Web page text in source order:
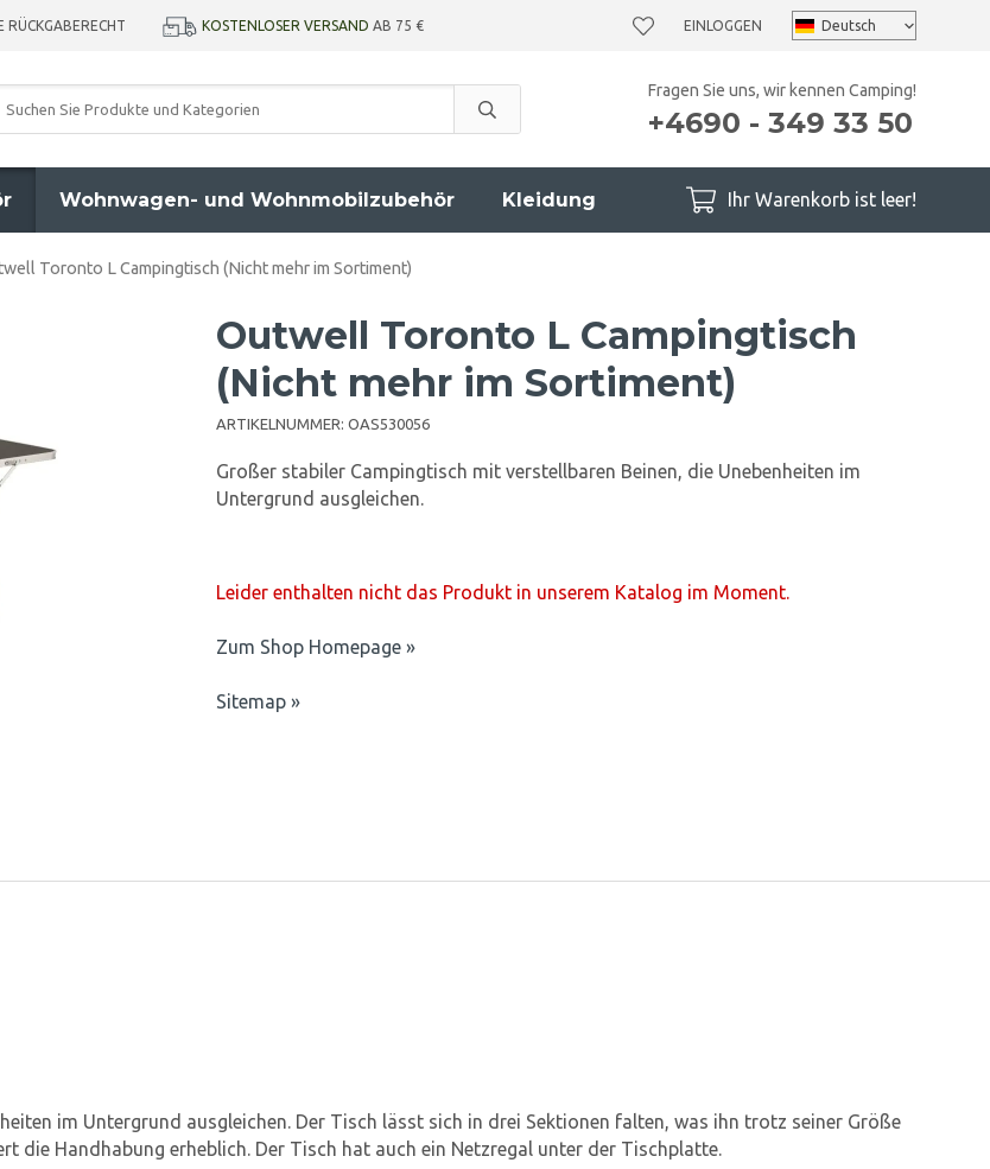
RÜCKGABERECHT KOSTENLOSER VERSAND AB 75 € EINLOGGEN
Fragen Sie uns, wir kennen Camping!
+4690 - 349 33 50
Wohnwagen- und Wohnmobilzubehör Kleidung Ihr Warenkorb ist leer!
Toronto L Campingtisch (Nicht mehr im Sortiment)
Outwell Toronto L Campingtisch
(Nicht mehr im Sortiment)
ARTIKELNUMMER: OAS530056
Großer stabiler Campingtisch mit verstellbaren Beinen, die Unebenheiten im
Untergrund ausgleichen.
Leider enthalten nicht das Produkt in unserem Katalog im Moment.
Zum Shop Homepage »
Sitemap »
im Untergrund ausgleichen. Der Tisch lässt sich in drei Sektionen falten, was ihn trotz seiner Größe
die Handhabung erheblich. Der Tisch hat auch ein Netzregal unter der Tischplatte.